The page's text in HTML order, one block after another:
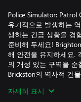
Police Simulator:
유기적으로 발생하는
생하는 긴급 상황을 경
준비해 두세요!
해 안전을 유지하세요.
의 개성 있는 구역을
Brickston의 역사적 건
다. 불법 주차된 차량에
자세히 표시